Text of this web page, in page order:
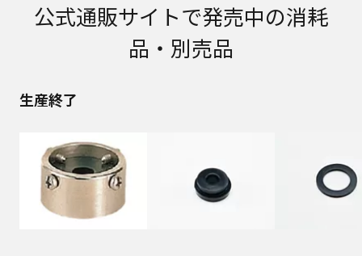
のお取り扱いについて。パナソニック株式会社お
内容を、ご相談への対応や修理、その確認などの
する場合や正当な理由がある場合を除き、第三者
なお、本ウェブサイトに公開されている取扱説明
書は、原則として商品が発売された当初のものを
掲載しています。したがいまして、会社名やお客
様ご相談窓口の連絡先などが変更されている場合
があります。また、本ウェブサイトに公開されて
公式通販サイトで発売中の消耗
品・別売品
生産終了